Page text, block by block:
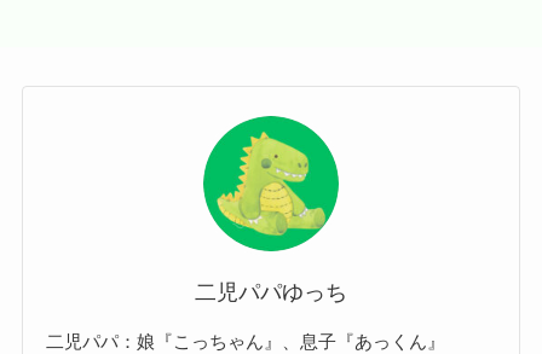
二児パパゆっち
二児パパ：娘『こっちゃん』、息子『あっくん』